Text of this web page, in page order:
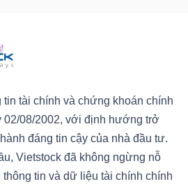
tin tài chính và chứng khoán chính
02/08/2002, với định hướng trở
đáng tin cậy của nhà đầu tư.
Vietstock đã không ngừng nỗ
thông tin và dữ liệu tài chính chính